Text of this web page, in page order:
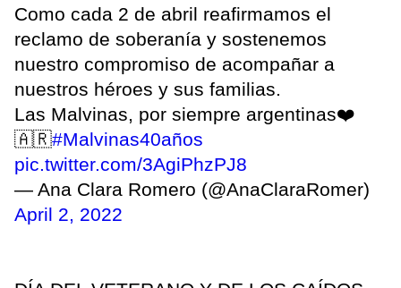
Como cada 2 de abril reafirmamos el
reclamo de soberanía y sostenemos
nuestro compromiso de acompañar a
nuestros héroes y sus familias.
Las Malvinas, por siempre argentinas❤️
🇦🇷#Malvinas40años
pic.twitter.com/3AgiPhzPJ8
— Ana Clara Romero (@AnaClaraRomer)
April 2, 2022